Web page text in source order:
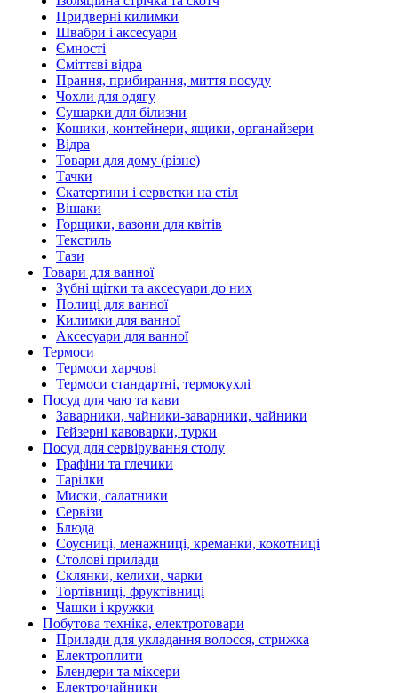
Придверні килимки
Швабри і аксесуари
Ємності
Сміттєві відра
Прання, прибирання, миття посуду
Чохли для одягу
Сушарки для білизни
Кошики, контейнери, ящики, органайзери
Відра
Товари для дому (різне)
Тачки
Скатертини і серветки на стіл
Вішаки
Горщики, вазони для квітів
Текстиль
Тази
Товари для ванної
Зубні щітки та аксесуари до них
Полиці для ванної
Килимки для ванної
Аксесуари для ванної
Термоси
Термоси харчові
Термоси стандартні, термокухлі
Посуд для чаю та кави
Заварники, чайники-заварники, чайники
Гейзерні кавоварки, турки
Посуд для сервірування столу
Графіни та глечики
Тарілки
Миски, салатники
Сервізи
Блюда
Соусниці, менажниці, креманки, кокотниці
Столові прилади
Склянки, келихи, чарки
Тортівниці, фруктівниці
Чашки і кружки
Побутова техніка, електротовари
Прилади для укладання волосся, стрижка
Електроплити
Блендери та міксери
Електрочайники